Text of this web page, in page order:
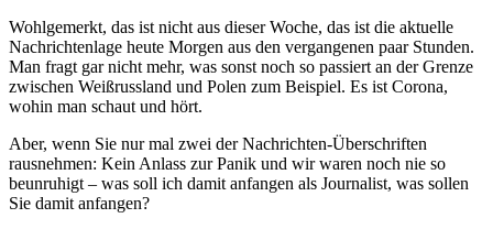
Wohlgemerkt, das ist nicht aus dieser Woche, das ist die aktuelle
Nachrichtenlage heute Morgen aus den vergangenen paar Stunden.
Man fragt gar nicht mehr, was sonst noch so passiert an der Grenze
zwischen Weißrussland und Polen zum Beispiel. Es ist Corona,
wohin man schaut und hört.
Aber, wenn Sie nur mal zwei der Nachrichten-Überschriften
rausnehmen: Kein Anlass zur Panik und wir waren noch nie so
beunruhigt – was soll ich damit anfangen als Journalist, was sollen
Sie damit anfangen?